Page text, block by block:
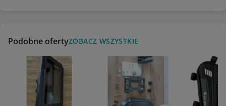
Podobne ofertyZOBACZ WSZYSTKIE